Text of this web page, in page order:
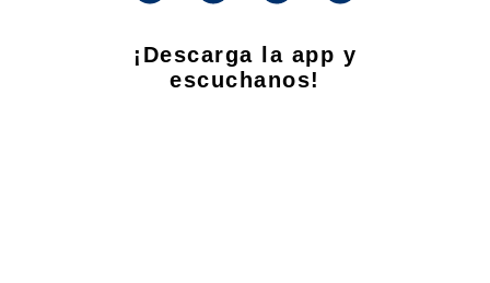
¡Descarga la app y
escuchanos!